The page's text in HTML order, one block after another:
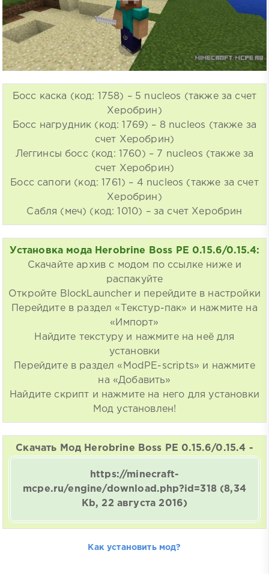
Босс каска (код: 1758) – 5 nucleos (также за счет
Херобрин)
Босс нагрудник (код: 1769) – 8 nucleos (также за
счет Херобрин)
Леггинсы босс (код: 1760) – 7 nucleos (также за
счет Херобрин)
Босс сапоги (код: 1761) – 4 nucleos (также за счет
Херобрин)
Сабля (меч) (код: 1010) – за счет Херобрин
Установка мода Herobrine Boss PE 0.15.6/0.15.4:
Скачайте архив с модом по ссылке ниже и
распакуйте
Откройте BlockLauncher и перейдите в настройки
Перейдите в раздел «Текстур-пак» и нажмите на
«Импорт»
Найдите текстуру и нажмите на неё для
установки
Перейдите в раздел «ModPE-scripts» и нажмите
на «Добавить»
Найдите скрипт и нажмите на него для установки
Мод установлен!
Скачать Мод Herobrine Boss PE 0.15.6/0.15.4 -
https://minecraft-
mcpe.ru/engine/download.php?id=318(8,34
Kb, 22 августа 2016)
Как установить мод?